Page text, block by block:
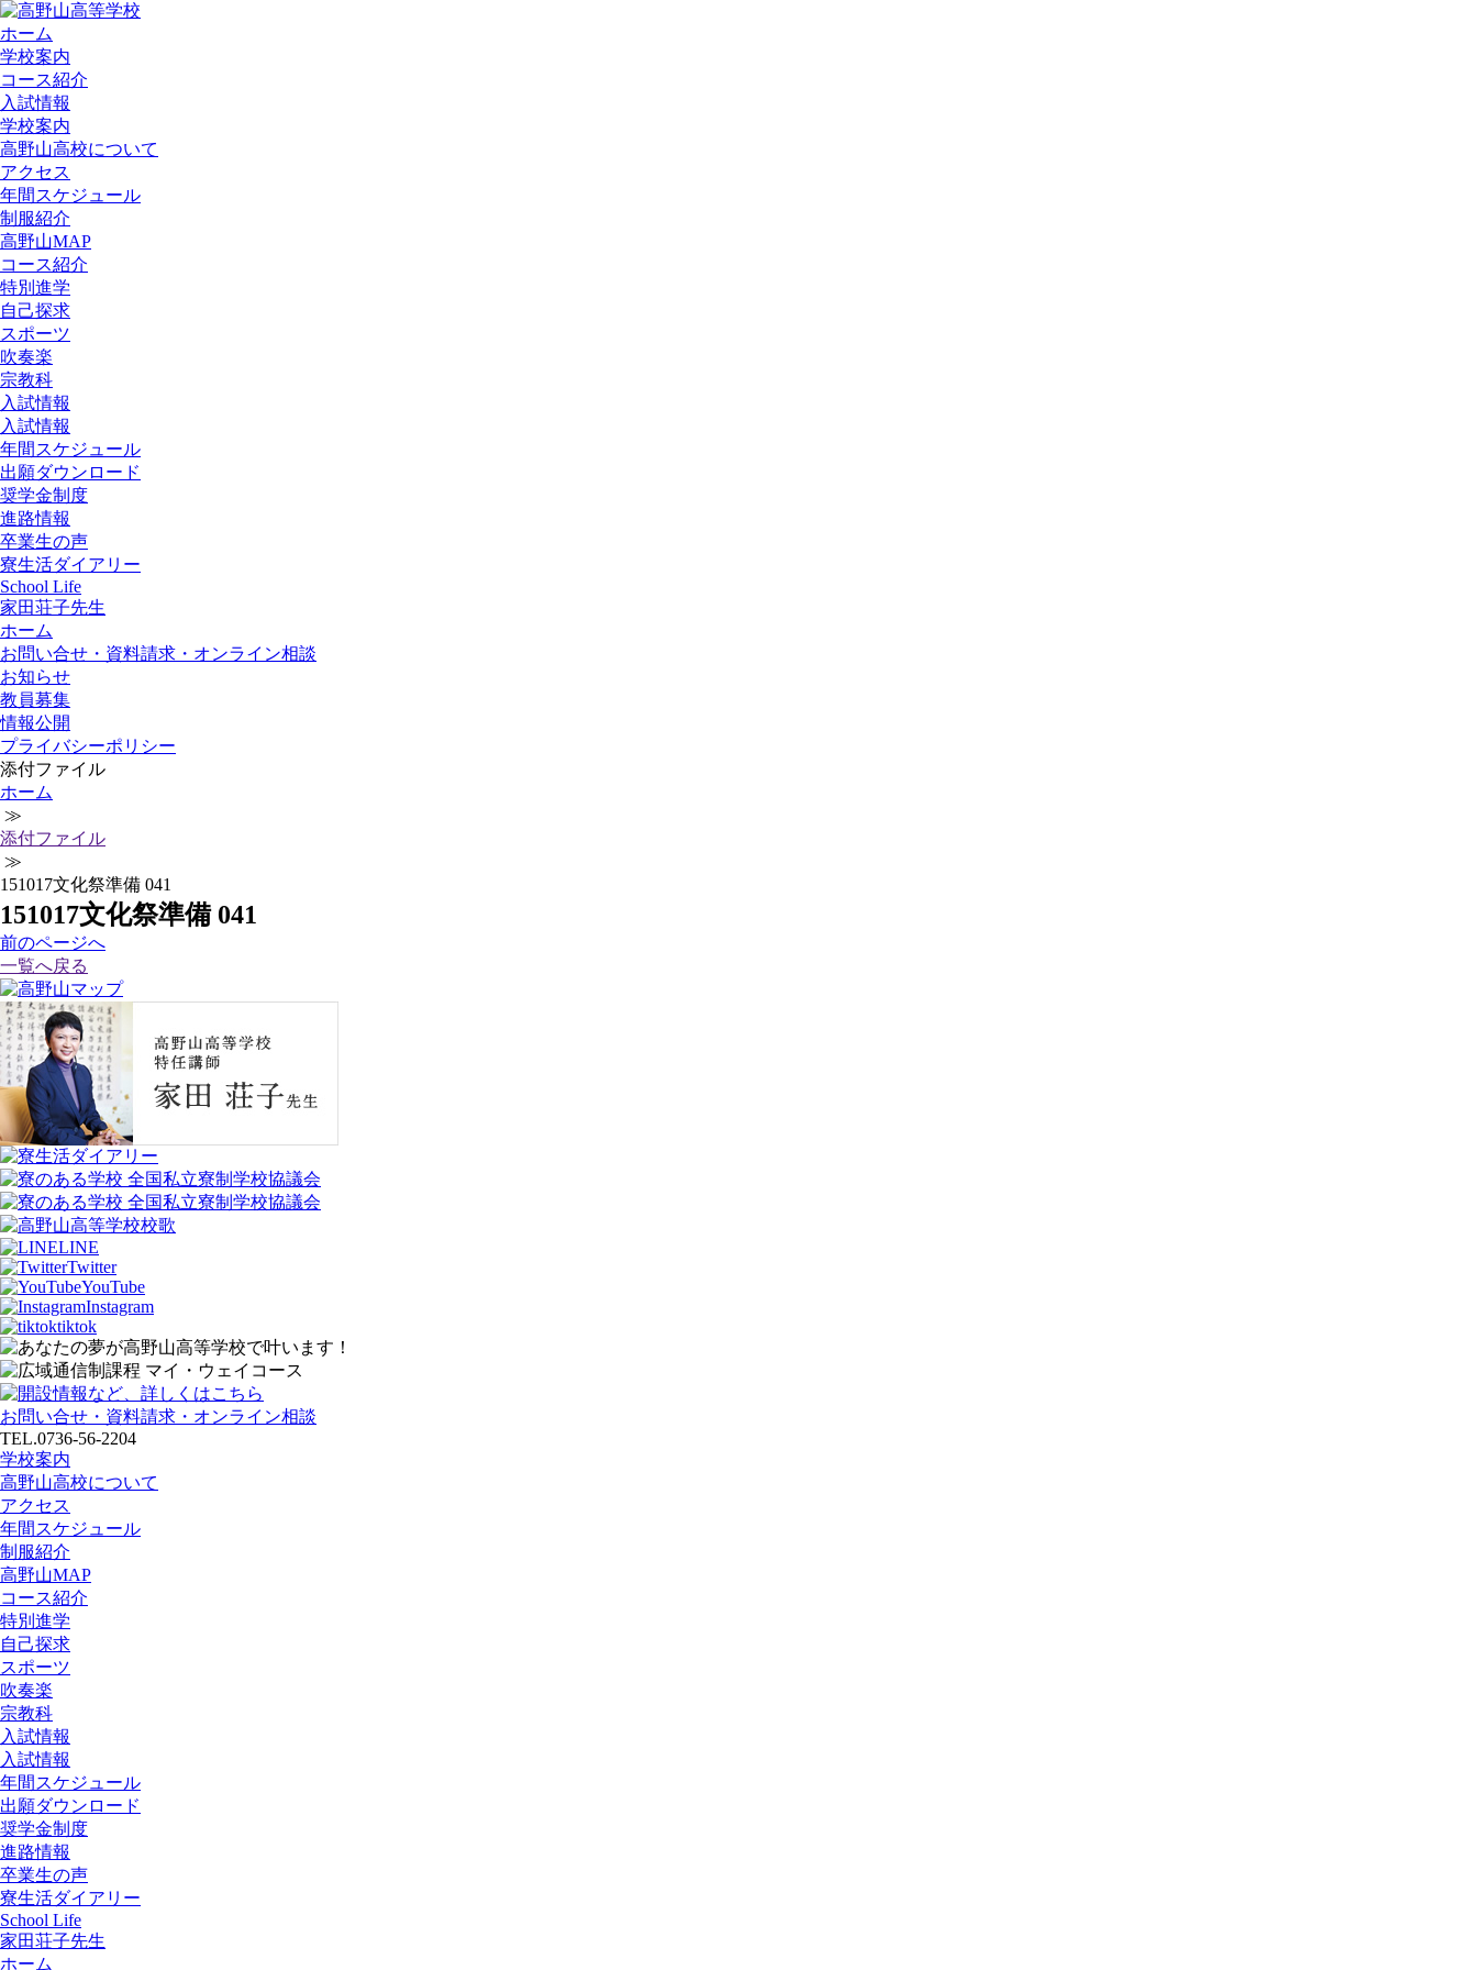
ホーム
学校案内
コース紹介
入試情報
学校案内
高野山高校について
アクセス
年間スケジュール
制服紹介
高野山MAP
コース紹介
特別進学
自己探求
スポーツ
吹奏楽
宗教科
入試情報
入試情報
年間スケジュール
出願ダウンロード
奨学金制度
進路情報
卒業生の声
寮生活ダイアリー
School Life
家田荘子先生
ホーム
お問い合せ・資料請求・オンライン相談
お知らせ
教員募集
情報公開
プライバシーポリシー
添付ファイル
ホーム
≫
添付ファイル
≫
151017文化祭準備 041
151017文化祭準備 041
前のページへ
一覧へ戻る
LINE
Twitter
YouTube
Instagram
tiktok
お問い合せ・資料請求・オンライン相談
TEL.0736-56-2204
学校案内
高野山高校について
アクセス
年間スケジュール
制服紹介
高野山MAP
コース紹介
特別進学
自己探求
スポーツ
吹奏楽
宗教科
入試情報
入試情報
年間スケジュール
出願ダウンロード
奨学金制度
進路情報
卒業生の声
寮生活ダイアリー
School Life
家田荘子先生
ホーム